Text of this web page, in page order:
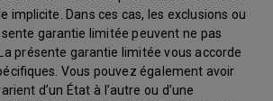
implicite. Dans ces cas, les exclusions ou
garantie limitée peuvent ne pas
présente garantie limitée vous accorde
Vous pouvez également avoir
d’un État à l’autre ou d’une